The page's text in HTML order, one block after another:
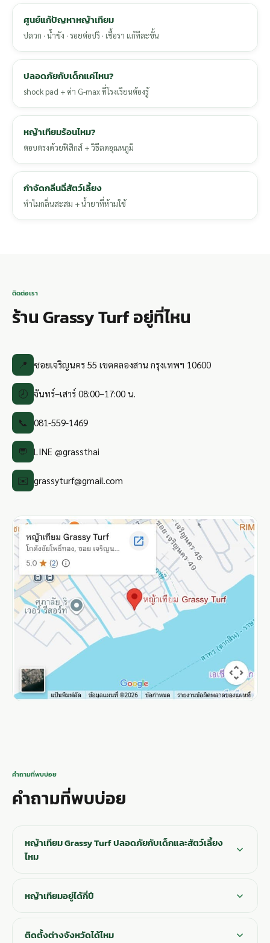
ศูนย์แก้ปัญหาหญ้าเทียม
ปลวก · น้ำขัง · รอยต่อปริ · เชื้อรา แก้ทีละขั้น
ปลอดภัยกับเด็กแค่ไหน?
shock pad + ค่า G-max ที่โรงเรียนต้องรู้
หญ้าเทียมร้อนไหม?
ตอบตรงด้วยฟิสิกส์ + วิธีลดอุณหภูมิ
กำจัดกลิ่นฉี่สัตว์เลี้ยง
ทำไมกลิ่นสะสม + น้ำยาที่ห้ามใช้
ติดต่อเรา
ร้าน Grassy Turf อยู่ที่ไหน
📍 ซอยเจริญนคร 55 เขตคลองสาน กรุงเทพฯ 10600
🕗 จันทร์–เสาร์ 08:00–17:00 น.
📞 081-559-1469
💬 LINE @grassthai
✉️ grassyturf@gmail.com
คำถามที่พบบ่อย
คำถามที่พบบ่อย
หญ้าเทียม Grassy Turf ปลอดภัยกับเด็กและสัตว์เลี้ยง
ไหม
หญ้าเทียมอยู่ได้กี่ปี
ติดตั้งต่างจังหวัดได้ไหม